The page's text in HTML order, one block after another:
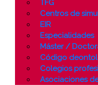
TFG
Centros de
EIR
Especialidades
Máster /
Código
Colegios
Asociaciones